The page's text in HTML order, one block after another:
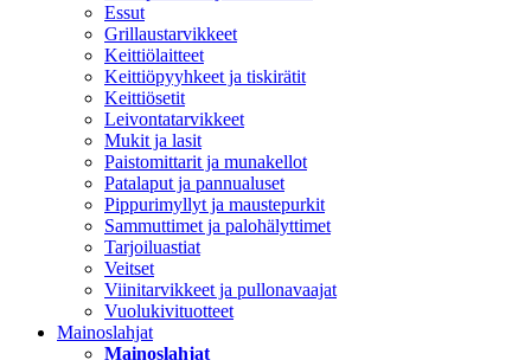
Essut
Grillaustarvikkeet
Keittiölaitteet
Keittiöpyyhkeet ja tiskirätit
Keittiösetit
Leivontatarvikkeet
Mukit ja lasit
Paistomittarit ja munakellot
Patalaput ja pannualuset
Pippurimyllyt ja maustepurkit
Sammuttimet ja palohälyttimet
Tarjoiluastiat
Veitset
Viinitarvikkeet ja pullonavaajat
Vuolukivituotteet
Mainoslahjat
Mainoslahjat